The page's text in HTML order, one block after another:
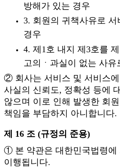
방해가 있는 경우
3. 회원의 귀책사유로
경우
4. 제1호 내지 제3호를
고의ㆍ과실이 없는 사유
② 회사는 서비스 및 서비스
사실의 신뢰도, 정확성 등에
않으며 이로 인해 발생한 회
책임을 부담하지 아니합니다.
제 16 조 (규정의 준용)
① 본 약관은 대한민국법령에
이행됩니다.